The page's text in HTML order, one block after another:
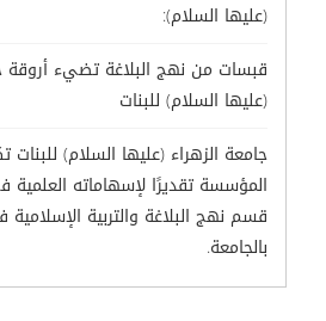
(عليها السلام):
قبسات من نهج البلاغة تضيء أروقة
(عليها السلام) للبنات
جامعة الزهراء (عليها السلام)
المؤسسة تقديرًا لإسهاماته
قسم نهج البلاغة والتربية الإسلامية
بالجامعة.